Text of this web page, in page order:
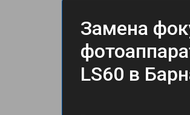
Замена
LS60 в